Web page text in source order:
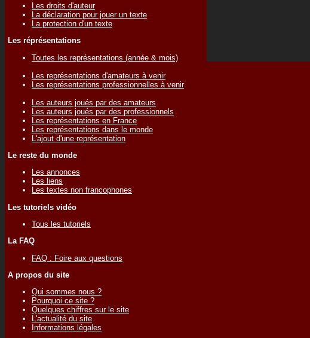
Les droits d'auteur
La déclaration pour jouer un texte
La protection d'un texte
Les réprésentations
Toutes les représentations (année & mois)
Les représentations d'amateurs à venir
Les représentations professionnelles à venir
Les auteurs joués par des amateurs
Les auteurs joués par des professionnels
Les représentations en France
Les représentations dans le monde
L'ajout d'une représentation
Le reste du monde
Les annonces
Les liens
Les textes non francophones
Les tutoriels vidéo
Tous les tutoriels
La FAQ
FAQ : Foire aux questions
A propos du site
Qui sommes nous ?
Pourquoi ce site ?
Quelques chiffres sur le site
L'actualité du site
Informations légales